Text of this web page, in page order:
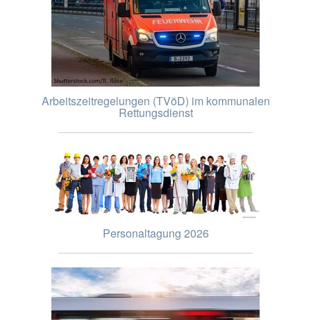
Arbeitszeitregelungen (TVöD) im kommunalen
Rettungsdienst
Personaltagung 2026